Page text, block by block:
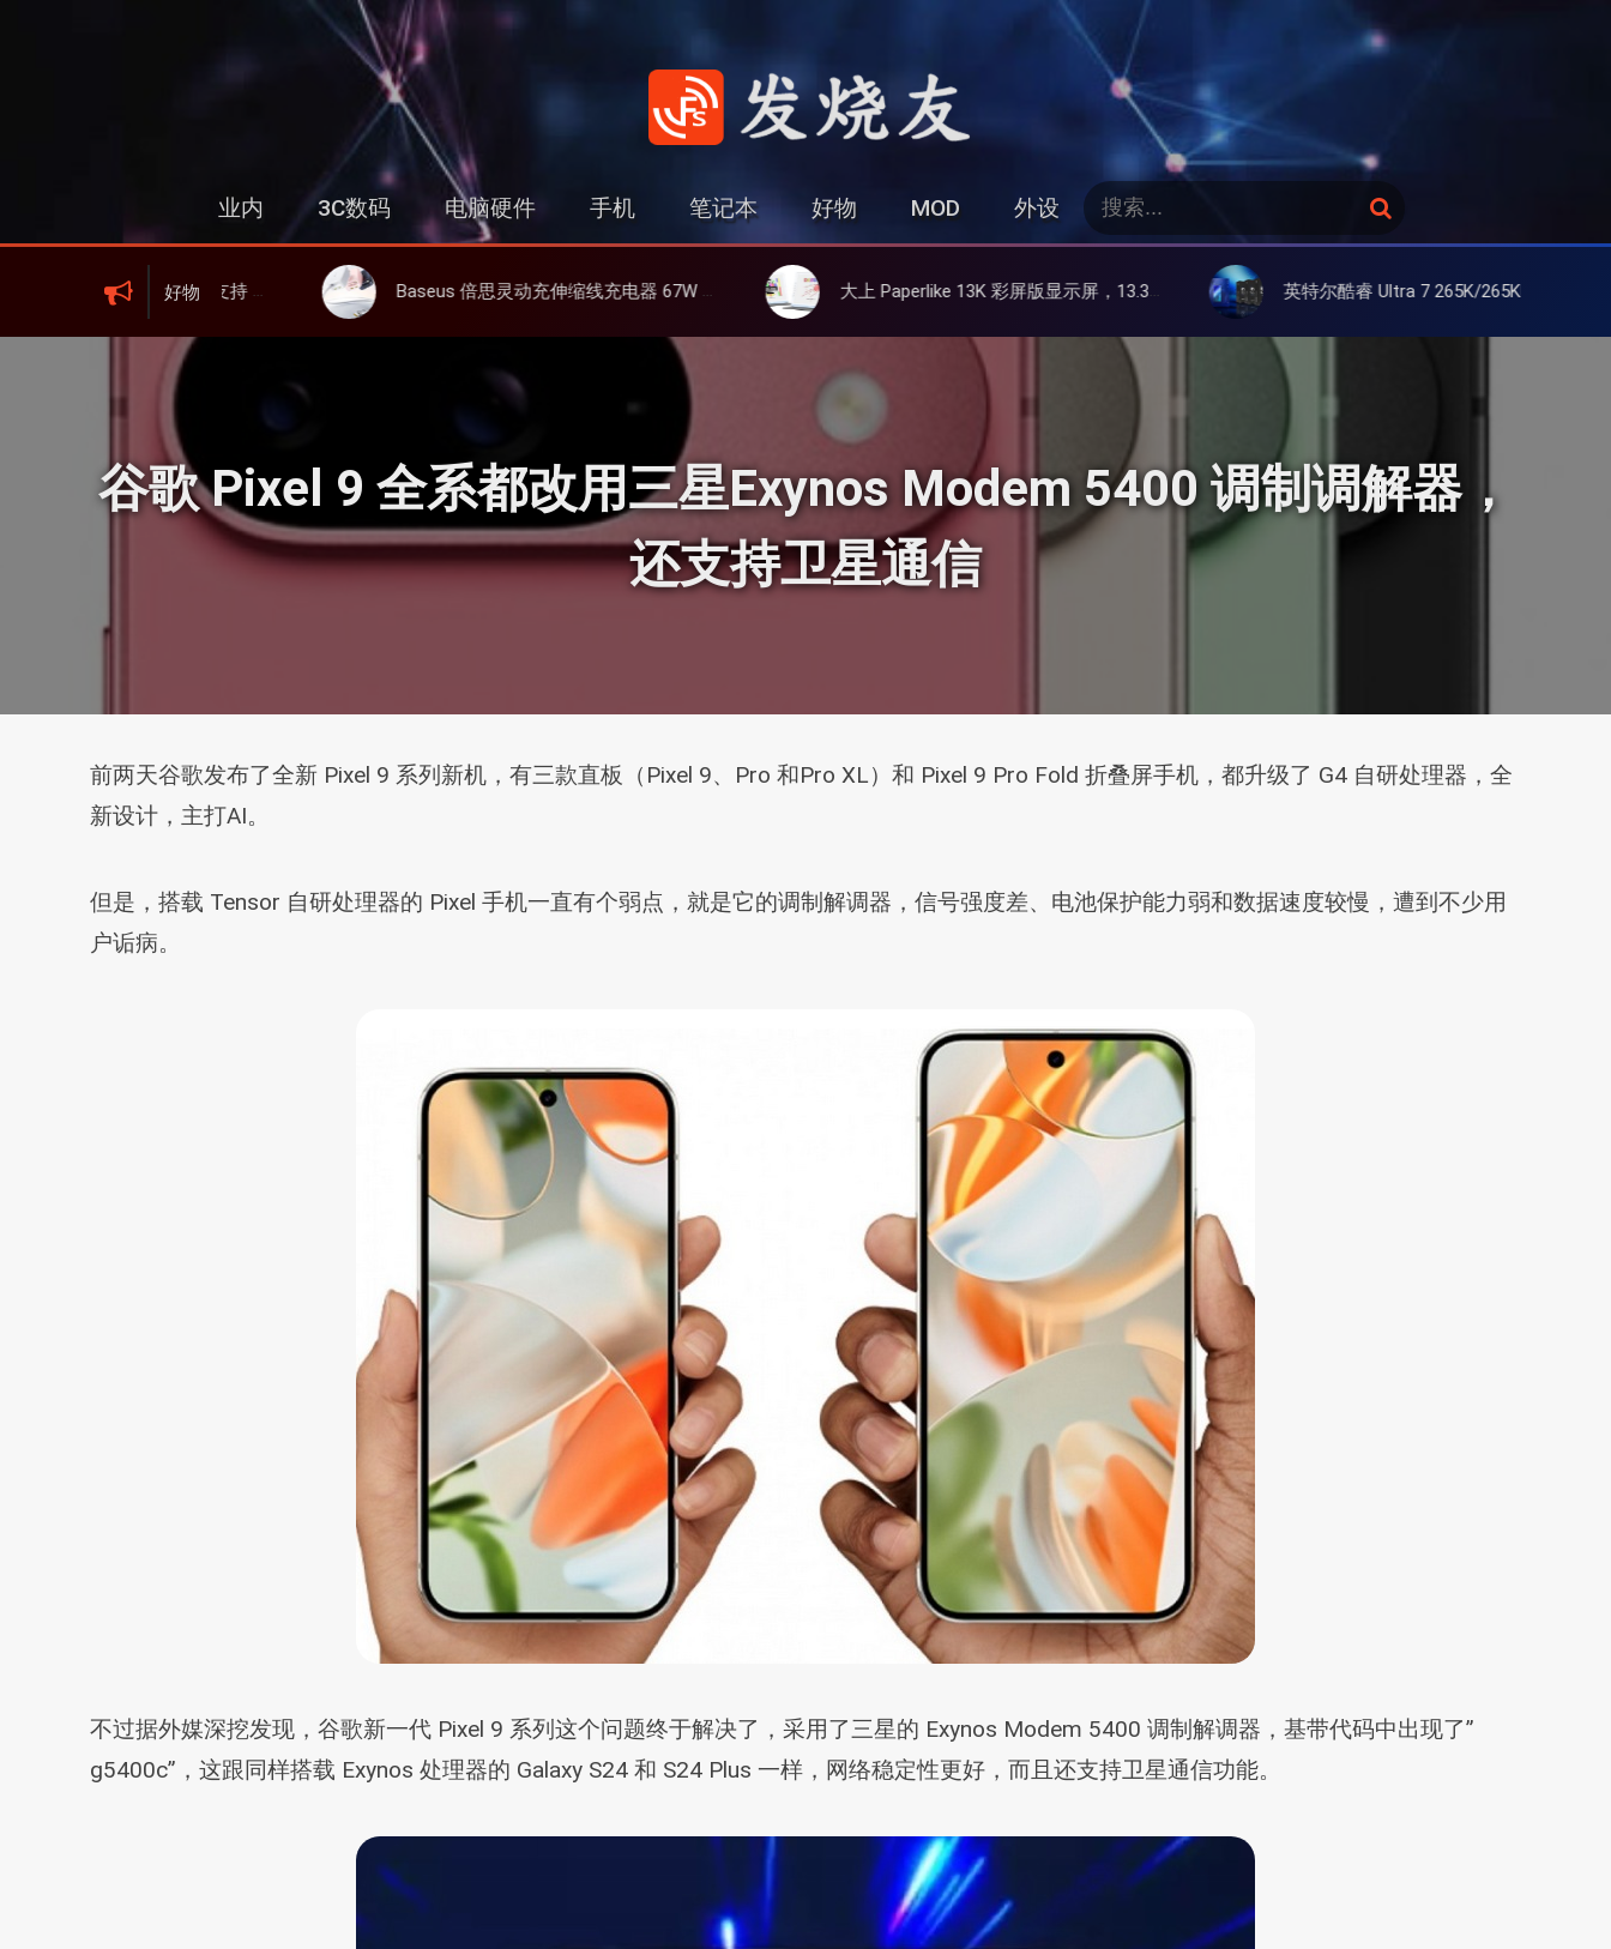
发烧友
业内 3C数码 电脑硬件 手机 笔记本 好物 MOD 外设
搜
索
：
搜
好物
电池、峰值下行2.0Gbps Baseus 倍思灵动充伸缩线充电器 67W 3C，超耐用可伸缩线、氮化镓、3C多设备同时充 大上 Paperlike 13K 彩屏版显示屏，13.3英寸高刷彩色墨水屏 英特尔酷睿 Ultra 7 265K/265KF 官降100美元促销，快和酷睿 Ultra 5 差不多了
谷歌 Pixel 9 全系都改用三星Exynos Modem 5400 调制调解器，
还支持卫星通信
前两天谷歌发布了全新 Pixel 9 系列新机，有三款直板（Pixel 9、Pro 和Pro XL）和 Pixel 9 Pro Fold 折叠屏手机，都升级了 G4 自研处理器，全
新设计，主打AI。
但是，搭载 Tensor 自研处理器的 Pixel 手机一直有个弱点，就是它的调制解调器，信号强度差、电池保护能力弱和数据速度较慢，遭到不少用
户诟病。
不过据外媒深挖发现，谷歌新一代 Pixel 9 系列这个问题终于解决了，采用了三星的 Exynos Modem 5400 调制解调器，基带代码中出现了”
g5400c”，这跟同样搭载 Exynos 处理器的 Galaxy S24 和 S24 Plus 一样，网络稳定性更好，而且还支持卫星通信功能。